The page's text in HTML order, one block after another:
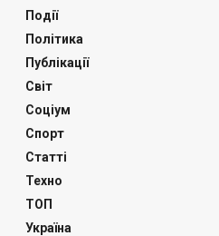
Події
Політика
Публікації
Світ
Соціум
Спорт
Статті
Техно
ТОП
Україна